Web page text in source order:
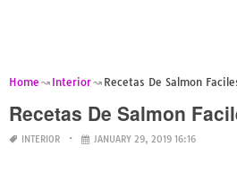
Home Interior Recetas De Salmon
Recetas De Salmon
INTERIOR JANUARY 29, 2019 16:16